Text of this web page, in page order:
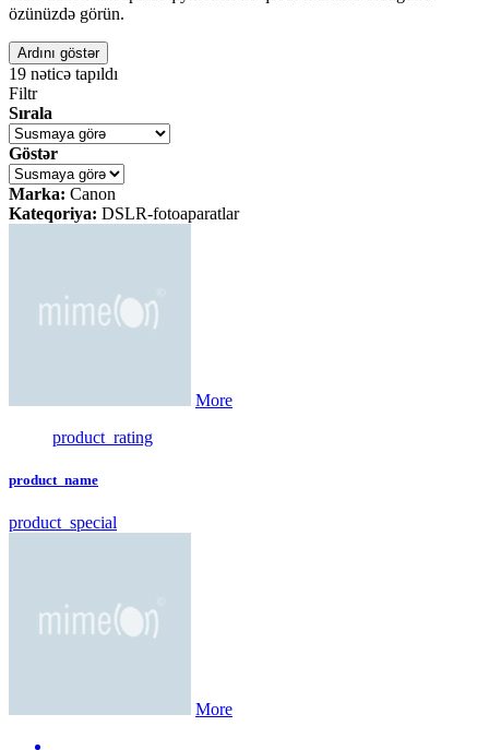
özünüzdə görün.
Ardını göstər
19 nəticə tapıldı
Filtr
Sırala
Göstər
Marka: Canon
Kateqoriya: DSLR-fotoaparatlar
More
product_rating
product_name
product_special
More